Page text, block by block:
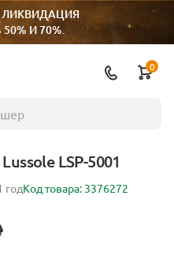
И 70%.
0
LSP-5001
годКод товара: 3376272